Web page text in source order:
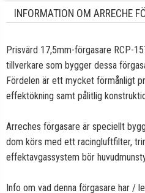
INFORMATION OM ARRECHE
Prisvärd 17,5mm-förgasare RCP-
tillverkare som bygger dessa
Fördelen är ett mycket förmånligt
effektökning samt pålitlig
Arreches förgasare är speciellt
dom körs med ett racingluftfilter,
effektavgassystem bör
Info om vad denna förgasare har /